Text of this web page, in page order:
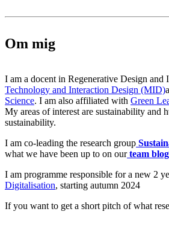
Om mig
I am a docent in Regenerative Design and
Technology and Interaction Design (MID)
Science. I am also affiliated with Green
My areas of interest are sustainability
sustainability.
I am co-leading the research group
what we have been up to on ourteam blog
I am programme responsible for a new 2
Digitalisation, starting autumn 2024
If you want to get a short pitch of what